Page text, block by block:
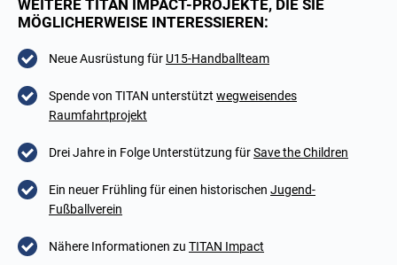
WEITERE TITAN IMPACT-PROJEKTE, DIE SIE
MÖGLICHERWEISE INTERESSIEREN:
Neue Ausrüstung für U15-Handballteam
Spende von TITAN unterstützt wegweisendes
Raumfahrtprojekt
Drei Jahre in Folge Unterstützung fürSave the Children
Ein neuer Frühling für einen historischen Jugend-
Fußballverein
Nähere Informationen zu TITAN Impact